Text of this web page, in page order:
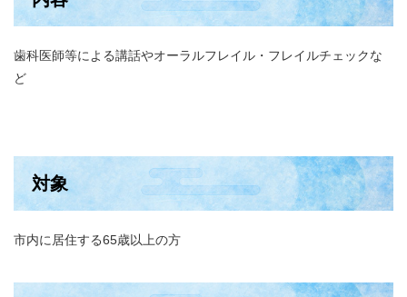
歯科医師等による講話やオーラルフレイル・フレイルチェックな
ど
対象
市内に居住する65歳以上の方